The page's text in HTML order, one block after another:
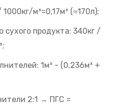
м³=0,17м³ (≈170л);
сухого продукта: 340кг /
1м³ - (0,236м³ +
2:1 → ПГС =